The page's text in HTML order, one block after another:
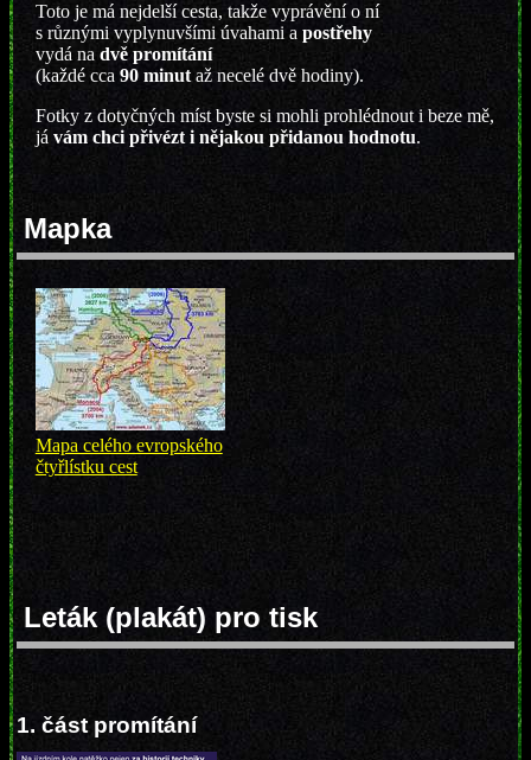
Toto je má nejdelší cesta, takže vyprávění o ní
s různými vyplynuvšími úvahami a postřehy
vydá na dvě promítání
(každé cca 90 minutaž necelé dvě hodiny).
Fotky z dotyčných míst byste si mohli prohlédnout i beze mě,
já vám chci přivézt i nějakou přidanou hodnotu.
Mapka
Mapa celého evropského
čtyřlístku cest
Leták (plakát) pro tisk
1. část promítání